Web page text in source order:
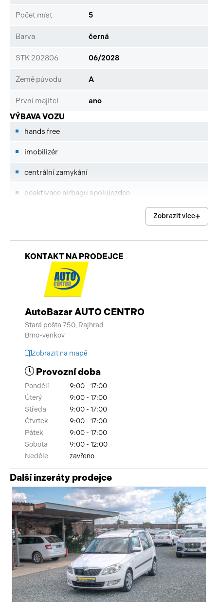
Počet míst 5
Barva černá
STK 202806 06/2028
Země původu A
První majitel ano
VÝBAVA VOZU
hands free
imobilizér
centrální zamykání
deaktivace airbagu spolujezdce
nastavitelný volant
výškově nastavitelné sedadlo řidiče
alu kola
el. zrcátka
dělená zadní sedadla
posilovač řízení
stabilizace podvozku (ESP)
ABS
venkovní teploměr
CD přehrávač
telefon
Zobrazit více
KONTAKT NA PRODEJCE
AutoBazar AUTO CENTRO
Stará pošta 750, Rajhrad
Brno-venkov
Zobrazit na mapě
Provozní doba
Pondělí
9:00 - 17:00
Úterý
9:00 - 17:00
Středa
9:00 - 17:00
Čtvrtek
9:00 - 17:00
Pátek
9:00 - 17:00
Sobota
9:00 - 12:00
Neděle
zavřeno
Další inzeráty prodejce